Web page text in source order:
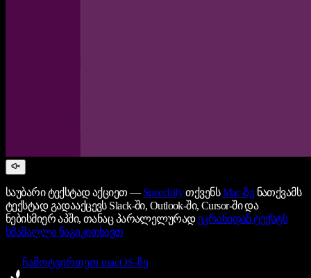
საუბარი ტექსტად აქციეთ — SpeechifyთქვენსMac-ზენათქვამს
ტექსტად გადააქცევს Slack-ში, Outlook-ში, Cursor-ში და
ნებისმიერ აპში, თანაც პარალელურად ეკრანიდან ტექსტს
ხმამაღლა წაგიკითხავთ
ჩამოტვირთეთ macOS-ზე